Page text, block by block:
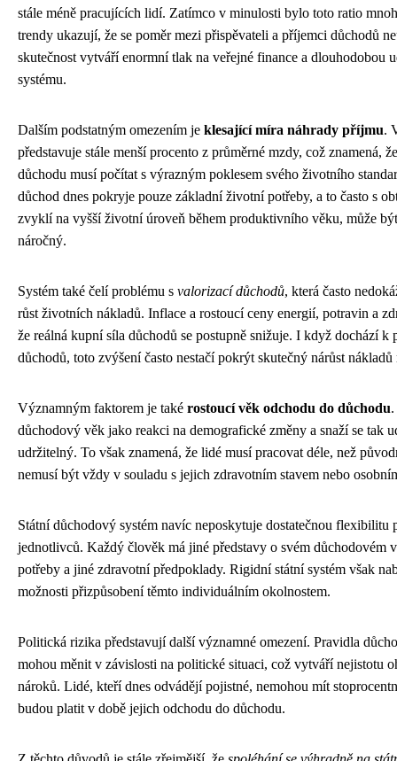
stále méně pracujících lidí. Zatímco v minulosti bylo toto ratio
trendy ukazují, že se poměr mezi přispěvateli a příjemci důchodů
skutečnost vytváří enormní tlak na veřejné finance a dlouhodobou
systému.
Dalším podstatným omezením je klesající míra náhrady příjmu.
představuje stále menší procento z průměrné mzdy, což znamená,
důchodu musí počítat s výrazným poklesem svého životního
důchod dnes pokryje pouze základní životní potřeby, a to často s
zvyklí na vyšší životní úroveň během produktivního věku, může
náročný.
Systém také čelí problému s valorizací důchodů, která často
růst životních nákladů. Inflace a rostoucí ceny energií, potravin a
že reálná kupní síla důchodů se postupně snižuje. I když dochází k
důchodů, toto zvýšení často nestačí pokrýt skutečný nárůst nákladů
Významným faktorem je také rostoucí věk odchodu do důchodu
důchodový věk jako reakci na demografické změny a snaží se tak
udržitelný. To však znamená, že lidé musí pracovat déle, než
nemusí být vždy v souladu s jejich zdravotním stavem nebo
Státní důchodový systém navíc neposkytuje dostatečnou
jednotlivců. Každý člověk má jiné představy o svém důchodovém
potřeby a jiné zdravotní předpoklady. Rigidní státní systém však
možnosti přizpůsobení těmto individuálním okolnostem.
Politická rizika představují další významné omezení. Pravidla
mohou měnit v závislosti na politické situaci, což vytváří nejistotu
nároků. Lidé, kteří dnes odvádějí pojistné, nemohou mít
budou platit v době jejich odchodu do důchodu.